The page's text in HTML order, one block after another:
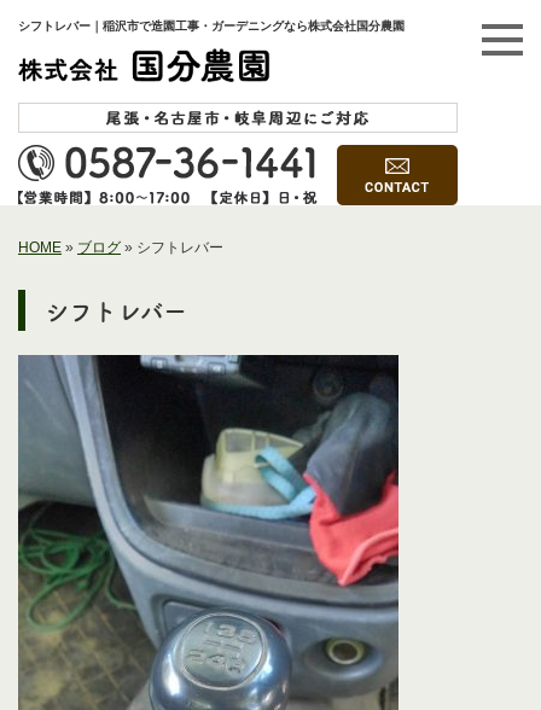
シフトレバー｜稲沢市で造園工事・ガーデニングなら株式会社国分農園
HOME » ブログ » シフトレバー
シフトレバー